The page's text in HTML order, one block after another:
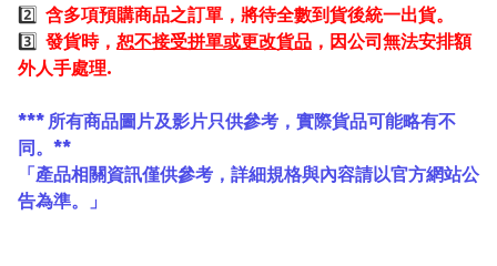
2️⃣ 含多項預購商品之訂單，將待全數到貨後統一出貨。
3️⃣ 發貨時， 恕不接受拼單或更改貨品 ，因公司無法安排額
外人手處理.
*** 所有商品圖片及影片只供參考，實際貨品可能略有不
同。**
「產品相關資訊僅供參考，詳細規格與內容請以官方網站公
告為準。」